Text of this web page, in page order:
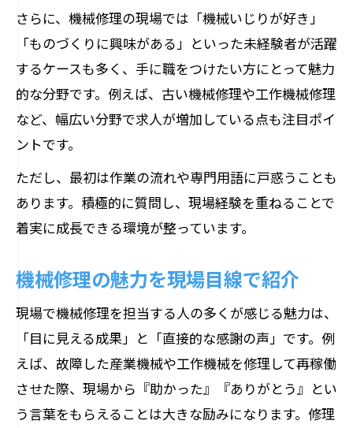
機械修理で重要なメンテナンスのコツ
機械修理経験者が語る古い機械の対応法
機械修理で長持ちさせるメンテ術
古い機械修理で役立つトラブル対策
さらに、機械修理の現場では「機械いじりが好き」
「ものづくりに興味がある」といった未経験者が活躍
するケースも多く、手に職をつけたい方にとって魅力
的な分野です。例えば、古い機械修理や工作機械修理
など、幅広い分野で求人が増加している点も注目ポイ
ントです。
ただし、最初は作業の流れや専門用語に戸惑うことも
あります。積極的に質問し、現場経験を重ねることで
着実に成長できる環境が整っています。
機械修理の魅力を現場目線で紹介
現場で機械修理を担当する人の多くが感じる魅力は、
「目に見える成果」と「直接的な感謝の声」です。例
えば、故障した産業機械や工作機械を修理して再稼働
させた際、現場から『助かった』『ありがとう』とい
う言葉をもらえることは大きな励みになります。修理